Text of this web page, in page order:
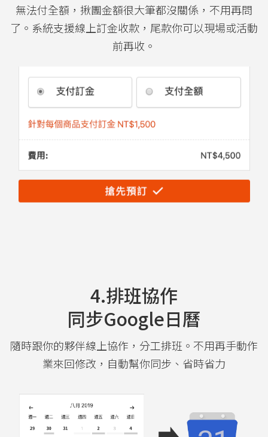
無法付全額，揪團金額很大筆都沒關係，不用再問
了。系統支援線上訂金收款，尾款你可以現場或活動
前再收。
4.排班協作
同步google日曆
隨時跟你的夥伴線上協作，分工排班。不用再手動作
業來回修改，自動幫你同步、省時省力